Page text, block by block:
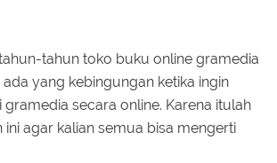
tahun toko buku online gramedia
ada yang kebingungan ketika ingin
secara online. Karena itulah
ini agar kalian semua bisa mengerti